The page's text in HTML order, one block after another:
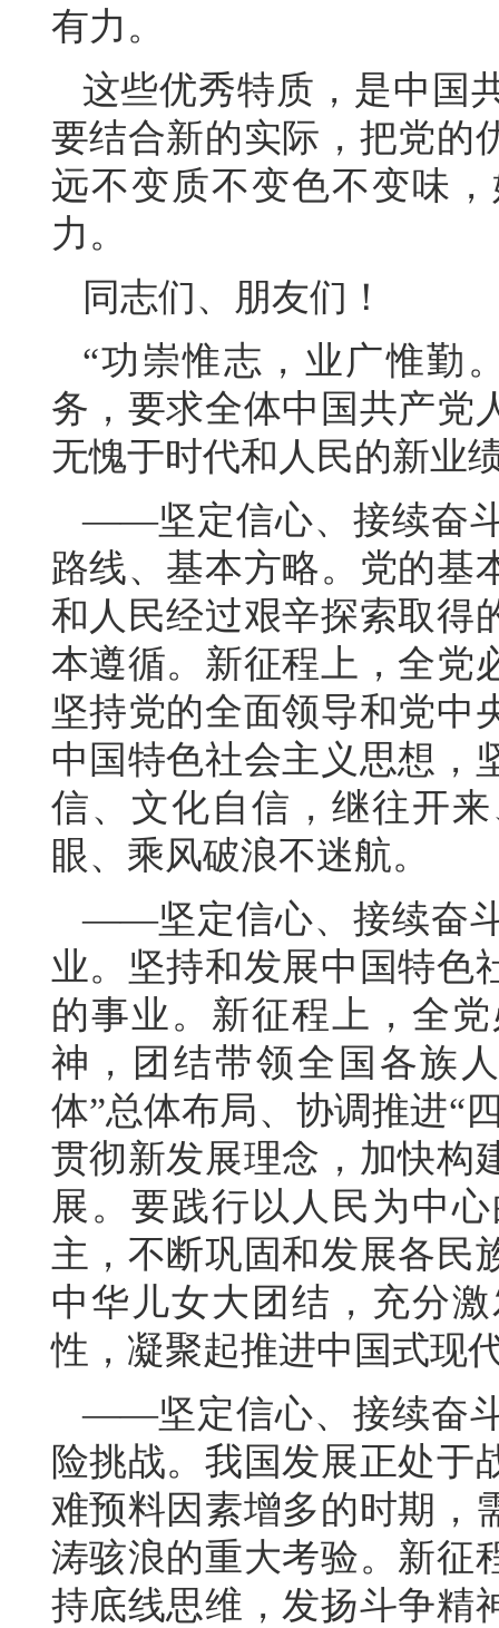
有力。
这些优秀特质，是中国
要结合新的实际，把党的
远不变质不变色不变味
力。
同志们、朋友们！
“功崇惟志，业广惟勤
务，要求全体中国共产党
无愧于时代和人民的新业
——坚定信心、接续奋
路线、基本方略。党的基
和人民经过艰辛探索取得
本遵循。新征程上，全党
坚持党的全面领导和党中
中国特色社会主义思想，
信、文化自信，继往开
眼、乘风破浪不迷航。
——坚定信心、接续奋
业。坚持和发展中国特色
的事业。新征程上，全
神，团结带领全国各族
体”总体布局、协调推进“
贯彻新发展理念，加快构
展。要践行以人民为中
主，不断巩固和发展各民
中华儿女大团结，充分
性，凝聚起推进中国式现
——坚定信心、接续奋
险挑战。我国发展正处于
难预料因素增多的时期，
涛骇浪的重大考验。新征
持底线思维，发扬斗争精